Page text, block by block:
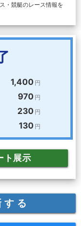
・競艇のレース情報を
1,400 円
970 円
230 円
130 円
ト展示
る